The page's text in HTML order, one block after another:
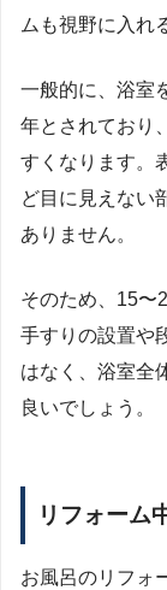
ムも視野に入れ
一般的に、浴室
年とされており
すくなります。
ど目に見えない
ありません。
そのため、15〜
手すりの設置や
はなく、浴室全
良いでしょう。
リフォーム
お風呂のリフォ